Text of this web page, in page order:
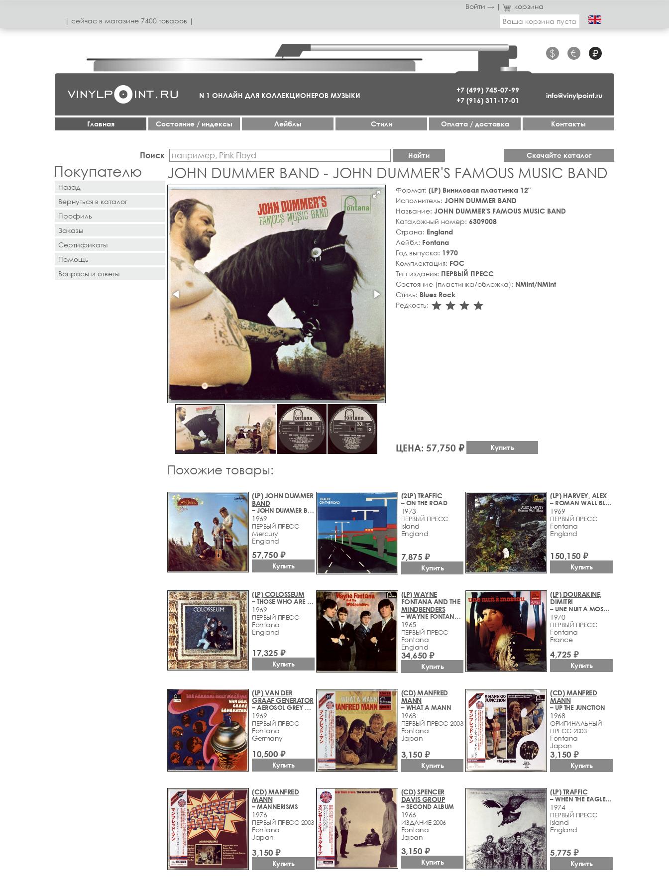
Войти → |
корзина
| сeйчас в магазинe 7400 товаров |
Ваша корзина пуста
+7 (499) 745-07-99
+7 (916) 311-17-01
$ € ₽
info@vinylpoint.ru
N 1 ОНЛАЙН ДЛЯ КОЛЛЕКЦИОНЕРОВ МУЗЫКИ
Главная Cостояние / индексы Лейблы Стили Оплата / доставка Контакты
Поиск Найти Скачайте каталог
Покупателю
Назад
Вернуться в каталог
Профиль
Заказы
Сертификаты
Помощь
Вопросы и ответы
JOHN DUMMER BAND - JOHN DUMMER'S FAMOUS MUSIC BAND
Формат: (LP) Виниловая пластинка 12"
Исполнитель: JOHN DUMMER BAND
Название: JOHN DUMMER'S FAMOUS MUSIC BAND
Каталожный номер: 6309008
Страна: England
Лейбл: Fontana
Год выпуска: 1970
Комплектация: FOC
Тип издания: ПЕРВЫЙ ПРЕСС
Состояние (пластинка/обложка): NMint/NMint
Стиль: Blues Rock
Редкость: star_rate
star_rate
star_rate
star_rate
ЦЕНА: 57,750 ₽ Купить
Похожие товары:
(LP) JOHN DUMMER
BAND
– JOHN DUMMER BAND
1969
ПЕРВЫЙ ПРЕСС
Mercury
England
57,750 ₽
Купить
(2LP) TRAFFIC
– ON THE ROAD
1973
ПЕРВЫЙ ПРЕСС
Island
England
7,875 ₽
Купить
(LP) HARVEY, ALEX
– ROMAN WALL BLUES
1969
ПЕРВЫЙ ПРЕСС
Fontana
England
150,150 ₽
Купить
(LP) COLOSSEUM
– THOSE WHO ARE ABOUT TO DIE SALUTE YOU
1969
ПЕРВЫЙ ПРЕСС
Fontana
England
17,325 ₽
Купить
(LP) WAYNE
FONTANA AND THE
MINDBENDERS
– WAYNE FONTANA AND THE MINDBENDERS
1965
ПЕРВЫЙ ПРЕСС
Fontana
England
34,650 ₽
Купить
(LP) DOURAKINE,
DIMITRI
– UNE NUIT A MOSCOU
1970
ПЕРВЫЙ ПРЕСС
Fontana
France
4,725 ₽
Купить
(LP) VAN DER
GRAAF GENERATOR
– AEROSOL GREY MACHINE
1969
ПЕРВЫЙ ПРЕСС
Fontana
Germany
10,500 ₽
Купить
(CD) MANFRED
MANN
– WHAT A MANN
1968
ПЕРВЫЙ ПРЕСС 2003
Fontana
Japan
3,150 ₽
Купить
(CD) MANFRED
MANN
– UP THE JUNCTION
1968
ОРИГИНАЛЬНЫЙ
ПРЕСС 2003
Fontana
Japan
3,150 ₽
Купить
(CD) MANFRED
MANN
– MANNERISMS
1976
ПЕРВЫЙ ПРЕСС 2003
Fontana
Japan
3,150 ₽
Купить
(CD) SPENCER
DAVIS GROUP
– SECOND ALBUM
1966
ИЗДАНИЕ 2006
Fontana
Japan
3,150 ₽
Купить
(LP) TRAFFIC
– WHEN THE EAGLE FLIES
1974
ПЕРВЫЙ ПРЕСС
Island
England
5,775 ₽
Купить